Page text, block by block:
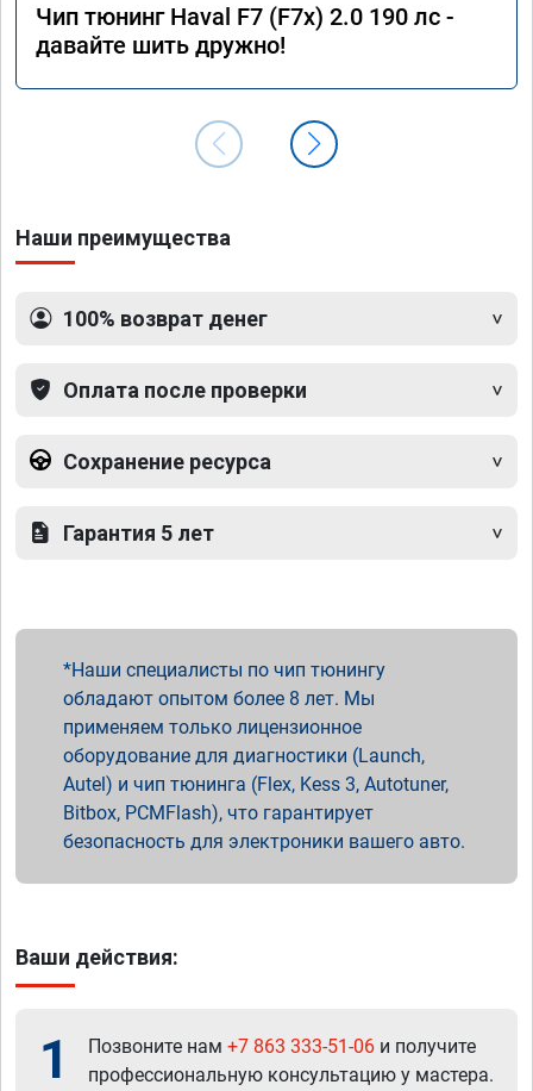
Чип тюнинг Haval F7 (F7x) 2.0 190 лс -
давайте шить дружно!
Наши преимущества
100% возврат денег
Оплата после проверки
Сохранение ресурса
Гарантия 5 лет
Наши специалисты по чип тюнингу
обладают опытом более 8 лет. Мы
применяем только лицензионное
оборудование для диагностики (Launch,
Autel) и чип тюнинга (Flex, Kess 3, Autotuner,
Bitbox, PCMFlash), что гарантирует
безопасность для электроники вашего авто.
Ваши действия:
1 Позвоните нам +7 863 333-51-06 и получите
профессиональную консультацию у мастера.